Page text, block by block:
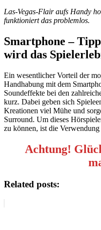
Las-Vegas-Flair aufs Handy
funktioniert das problemlos.
Smartphone –
wird das
Ein wesentlicher Vorteil der
Handhabung mit dem
Soundeffekte bei den
kurz. Dabei geben sich
Kreationen viel Mühe und
Surround. Um dieses
zu können, ist die Verwendung
Achtung!
Related posts: